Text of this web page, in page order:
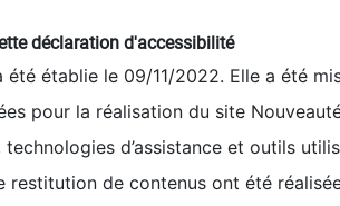
déclaration d'accessibilité
été établie le 09/11/2022. Elle a été
pour la réalisation du site
d’assistance et outils
restitution de contenus ont été